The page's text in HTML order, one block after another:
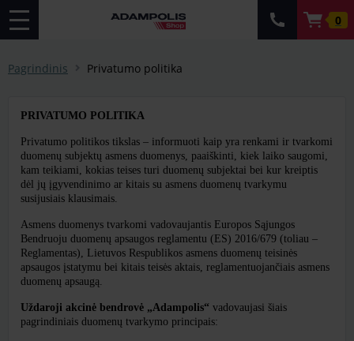
0
Pagrindinis Privatumo politika
PRIVATUMO POLITIKA
Privatumo politikos tikslas – informuoti kaip yra renkami ir tvarkomi
duomenų subjektų asmens duomenys, paaiškinti, kiek laiko saugomi,
kam teikiami, kokias teises turi duomenų subjektai bei kur kreiptis
dėl jų įgyvendinimo ar kitais su asmens duomenų tvarkymu
susijusiais klausimais.
Asmens duomenys tvarkomi vadovaujantis Europos Sąjungos
Bendruoju duomenų apsaugos reglamentu (ES) 2016/679 (toliau –
Reglamentas), Lietuvos Respublikos asmens duomenų teisinės
apsaugos įstatymu bei kitais teisės aktais, reglamentuojančiais asmens
duomenų apsaugą.
Uždaroji akcinė bendrovė „Adampolis“ vadovaujasi šiais
pagrindiniais duomenų tvarkymo principais: